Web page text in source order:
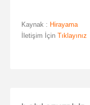
Kaynak : Hirayama
İletişim İçin Tıklayınız